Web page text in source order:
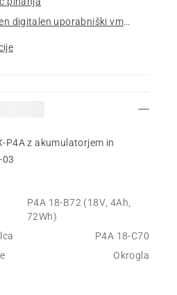
digitalen uporabniški vmesnik
P4A z akumulatorjem in
P4A 18-B72 (18V, 4Ah,
72Wh)
P4A 18-C70
Okrogla